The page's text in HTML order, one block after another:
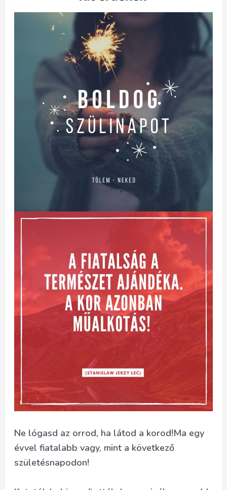
Ne lógasd az orrod, ha látod a korod!Ma egy
évvel fiatalabb vagy, mint a következő
születésnapodon!